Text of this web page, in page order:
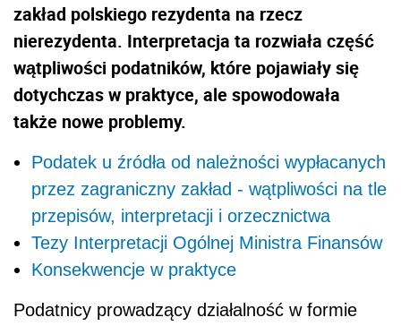
zakład polskiego rezydenta na rzecz
nierezydenta. Interpretacja ta rozwiała część
wątpliwości podatników, które pojawiały się
dotychczas w praktyce, ale spowodowała
także nowe problemy.
Podatek u źródła od należności wypłacanych
przez zagraniczny zakład - wątpliwości na tle
przepisów, interpretacji i orzecznictwa
Tezy Interpretacji Ogólnej Ministra Finansów
Konsekwencje w praktyce
Podatnicy prowadzący działalność w formie